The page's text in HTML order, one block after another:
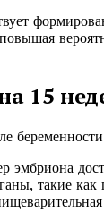
15
эмбриона
такие